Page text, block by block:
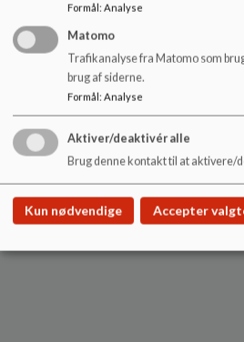
Børnehuset Regnbuen
Velkommen til Børnehuset Regnbuen
Formål: Analyse
Matomo
Trafikanalyse fra Matomo som
brug af siderne.
Formål: Analyse
Aktiver/deaktivér alle
Brug denne kontakt til at aktivere/
Kun nødvendige Accepter